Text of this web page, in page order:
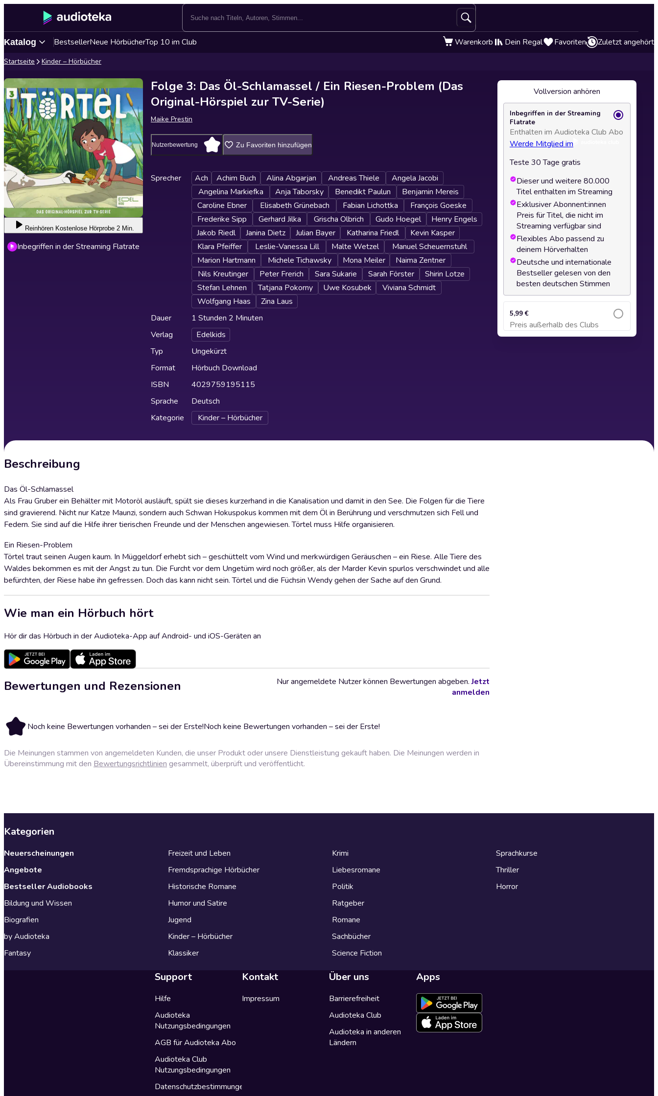
Katalog BestsellerNeue HörbücherTop 10 im Club Warenkorb Dein Regal Favoriten Zuletzt angehört
Startseite Kinder – Hörbücher
Reinhören Kostenlose Hörprobe 2 Min.
Inbegriffen in der Streaming Flatrate
Folge 3: Das Öl-Schlamassel / Ein Riesen-Problem (Das
Original-Hörspiel zur TV-Serie)
Maike Prestin
Nutzerbewertung Zu Favoriten hinzufügen
Sprecher Ach Achim Buch Alina Abgarjan Andreas Thiele
Angela Jacobi
Angelina Markiefka
Anja Taborsky Benedikt Paulun
Benjamin Mereis
Caroline Ebner
Elisabeth Grünebach Fabian Lichottka
François Goeske
Frederike Sipp
Gerhard Jilka Grischa Olbrich Gudo Hoegel
Henry Engels
Jakob Riedl
Janina Dietz Julian Bayer Katharina Friedl
Kevin Kasper
Klara Pfeiffer
Leslie-Vanessa Lill Malte Wetzel
Manuel Scheuernstuhl
Marion Hartmann
Michele Tichawsky Mona Meiler
Naima Zentner
Nils Kreutinger
Peter Frerich Sara Sukarie Sarah Förster
Shirin Lotze
Stefan Lehnen
Tatjana Pokorny Uwe Kosubek
Viviana Schmidt
Wolfgang Haas
Zina Laus
Dauer
1 Stunden 2 Minuten
Verlag
Edelkids
Typ
Ungekürzt
Format
Hörbuch Download
ISBN
4029759195115
Sprache
Deutsch
Kategorie
Kinder – Hörbücher
Beschreibung
Das Öl-Schlamassel
Als Frau Gruber ein Behälter mit Motoröl ausläuft, spült sie dieses kurzerhand in die Kanalisation und damit in den See. Die Folgen für die Tiere
sind gravierend. Nicht nur Katze Maunzi, sondern auch Schwan Hokuspokus kommen mit dem Öl in Berührung und verschmutzen sich Fell und
Federn. Sie sind auf die Hilfe ihrer tierischen Freunde und der Menschen angewiesen. Törtel muss Hilfe organisieren.
Ein Riesen-Problem
Törtel traut seinen Augen kaum. In Müggeldorf erhebt sich – geschüttelt vom Wind und merkwürdigen Geräuschen – ein Riese. Alle Tiere des
Waldes bekommen es mit der Angst zu tun. Die Furcht vor dem Ungetüm wird noch größer, als der Marder Kevin spurlos verschwindet und alle
befürchten, der Riese habe ihn gefressen. Doch das kann nicht sein. Törtel und die Füchsin Wendy gehen der Sache auf den Grund.
Wie man ein Hörbuch hört
Hör dir das Hörbuch in der Audioteka-App auf Android- und iOS-Geräten an
Bewertungen und Rezensionen
Noch keine Bewertungen vorhanden – sei der Erste!Noch keine Bewertungen vorhanden – sei der Erste!
Nur angemeldete Nutzer können Bewertungen abgeben.Jetzt
anmelden
Die Meinungen stammen von angemeldeten Kunden, die unser Produkt oder unsere Dienstleistung gekauft haben. Die Meinungen werden in
Übereinstimmung mit den Bewertungsrichtlinien gesammelt, überprüft und veröffentlicht.
Vollversion anhören
Inbegriffen in der Streaming
Flatrate
Enthalten im Audioteka Club Abo
Werde Mitglied im
Teste 30 Tage gratis
Dieser und weitere 80.000
Titel enthalten im Streaming
Exklusiver Abonnent:innen
Preis für Titel, die nicht im
Streaming verfügbar sind
Flexibles Abo passend zu
deinem Hörverhalten
Deutsche und internationale
Bestseller gelesen von den
besten deutschen Stimmen
5,99 €
Preis außerhalb des Clubs
Zum Warenkorb hinzufügen
Kategorien
Neuerscheinungen
Angebote
Bestseller Audiobooks
Bildung und Wissen
Biografien
by Audioteka
Fantasy
Freizeit und Leben
Fremdsprachige Hörbücher
Historische Romane
Humor und Satire
Jugend
Kinder – Hörbücher
Klassiker
Krimi
Liebesromane
Politik
Ratgeber
Romane
Sachbücher
Science Fiction
Sprachkurse
Thriller
Horror
Support
Hilfe
Audioteka
Nutzungsbedingungen
AGB für Audioteka Abo
Audioteka Club
Nutzungsbedingungen
Datenschutzbestimmungen
Kontakt
Impressum
Über uns
Barrierefreiheit
Audioteka Club
Audioteka in anderen
Ländern
Apps